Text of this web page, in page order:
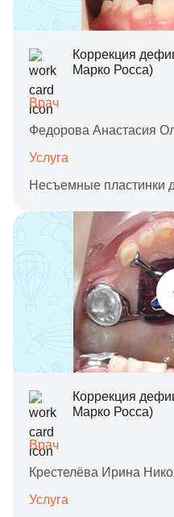
Коррекция
Марко Росса)
Врач
Федорова Анастасия
Услуга
Несъемные пластинки
Коррекция
Марко Росса)
Врач
Крестелёва Ирина
Услуга